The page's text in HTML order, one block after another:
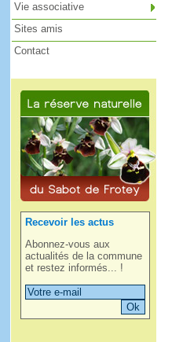
Recevoir les actus
Abonnez-vous aux
actualités de la commune
et restez informés... !
Vie associative
Sites amis
Contact